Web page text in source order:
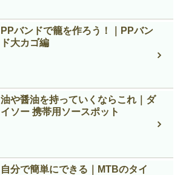
PPバンドで籠を作ろう！｜PPバン
ド大カゴ編
油や醤油を持っていくならこれ｜ダ
イソー 携帯用ソースポット
自分で簡単にできる｜MTBのタイ